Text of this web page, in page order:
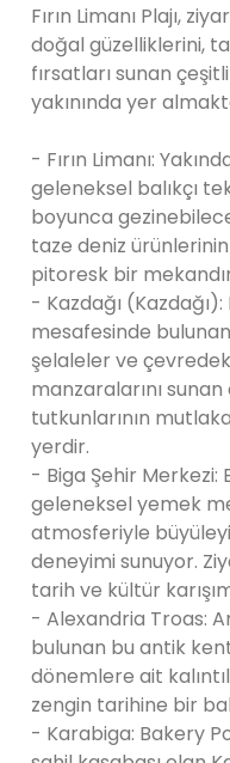
Fırın Limanı Plajı,
doğal güzelliklerini,
fırsatları sunan
yakınında yer
- Fırın Limanı:
geleneksel balıkçı
boyunca
taze deniz
pitoresk bir
- Kazdağı
mesafesinde
şelaleler ve
manzaralarını
tutkunlarının
yerdir.
- Biga Şehir Merkezi:
geleneksel yemek
atmosferiyle
deneyimi sunuyor.
tarih ve kültür
- Alexandria Troas:
bulunan bu antik
dönemlere ait
zengin tarihine bir
- Karabiga: Bakery